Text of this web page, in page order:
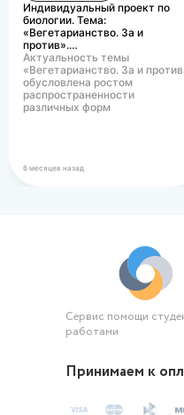
Индивидуальный проект по
биологии. Тема:
«Вегетарианство. За и
против».…
Актуальность темы
«Вегетарианство. За и
обусловлена ростом
распространенности
различных форм
6 месяцев назад
Сервис помощи
работами
Принимаем к